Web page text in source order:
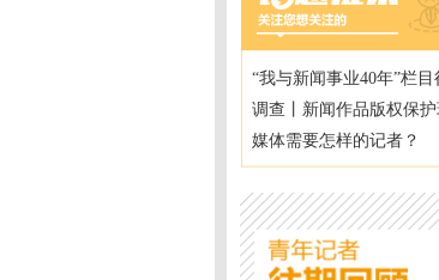
“我与新闻事业40年”栏目
调查丨新闻作品版权保
媒体需要怎样的记者？